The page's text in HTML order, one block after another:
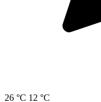
26 °C 12 °C